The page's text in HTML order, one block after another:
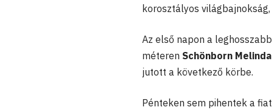
korosztályos
Az első napon a
méteren Schönborn Melinda
jutott a következő körbe.
Pénteken sem pihentek a